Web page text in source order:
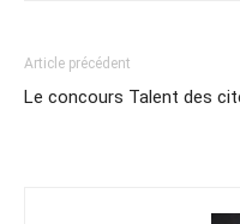
Article précédent
Le concours Talent des